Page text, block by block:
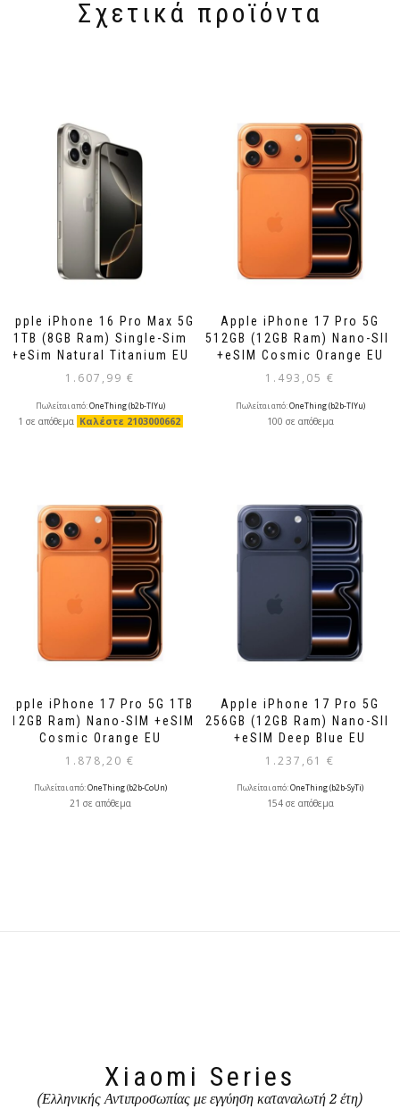
Σχετικά προϊόντα
Apple iPhone 16 Pro Max 5G
1TB (8GB Ram) Single-Sim
+eSim Natural Titanium EU
1.607,99 €
Πωλείται από:OneThing (b2b-TlYu)
1 σε απόθεμα Καλέστε 2103000662
Apple iPhone 17 Pro 5G
512GB (12GB Ram) Nano-SIM
+eSIM Cosmic Orange EU
1.493,05 €
Πωλείται από:OneThing (b2b-TlYu)
100 σε απόθεμα
Apple iPhone 17 Pro 5G 1TB
(12GB Ram) Nano-SIM +eSIM
Cosmic Orange EU
1.878,20 €
Πωλείται από:OneThing (b2b-CoUn)
21 σε απόθεμα
Apple iPhone 17 Pro 5G
256GB (12GB Ram) Nano-SIM
+eSIM Deep Blue EU
1.237,61 €
Πωλείται από:OneThing (b2b-SyTi)
154 σε απόθεμα
Xiaomi Series
(Ελληνικής Αντιπροσωπίας με εγγύηση καταναλωτή 2 έτη)